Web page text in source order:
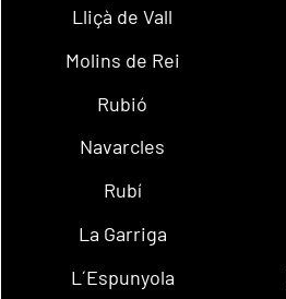
Lliçà de Vall
Molins de Rei
Rubió
Navarcles
Rubí
La Garriga
L´Espunyola